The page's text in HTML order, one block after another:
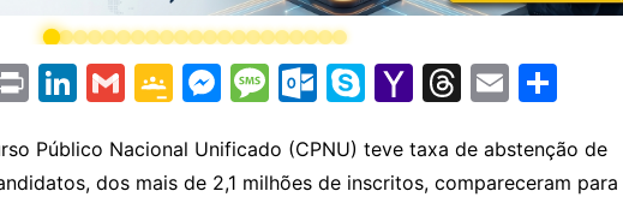
Pr
t
Li
k
e
G
ai
l
G
o
gl
M
s
s
M
s
s
O
lo
o
S
y
p
Y
h
o
T
e
a
E
ai
l
ar
e
Público Nacional Unificado (CPNU) teve taxa de abstenção de
dos mais de 2,1 milhões de inscritos, compareceram para